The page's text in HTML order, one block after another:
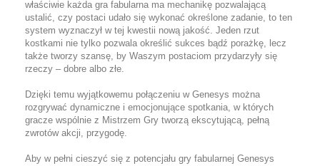
właściwie każda gra fabularna ma mechanikę pozwalającą
ustalić, czy postaci udało się wykonać określone zadanie, to ten
system wyznaczył w tej kwestii nową jakość. Jeden rzut
kostkami nie tylko pozwala określić sukces bądź porażkę, lecz
także tworzy szansę, by Waszym postaciom przydarzyły się
rzeczy – dobre albo złe.
Dzięki temu wyjątkowemu połączeniu w Genesys można
rozgrywać dynamiczne i emocjonujące spotkania, w których
gracze wspólnie z Mistrzem Gry tworzą ekscytującą, pełną
zwrotów akcji, przygodę.
Aby w pełni cieszyć się z potencjału gry fabularnej Genesys